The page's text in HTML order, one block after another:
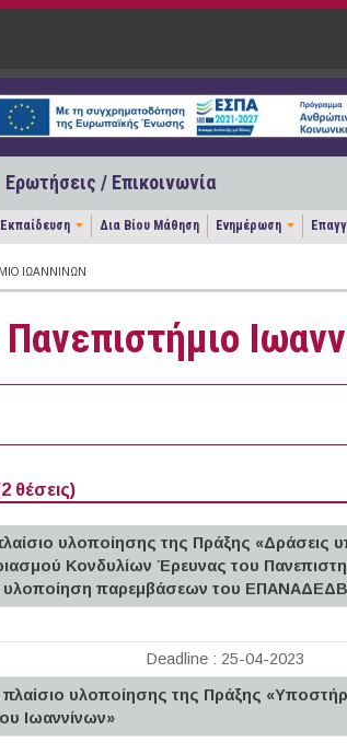
Ερωτήσεις / Επικοινωνία
Εκπαίδευση Δια Βίου Μάθηση Ενημέρωση
ΙΩΑΝΝΊΝΩΝ
θέσεις)
υλοποίησης της Πράξης «Δράσεις
Κονδυλίων Έρευνας του
υλοποίηση παρεμβάσεων του
Deadline : 25-04-2023
υλοποίησης της Πράξης
Ιωαννίνων»